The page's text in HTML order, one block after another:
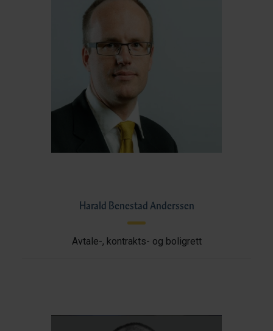
Harald Benestad Anderssen
Avtale-, kontrakts- og boligrett